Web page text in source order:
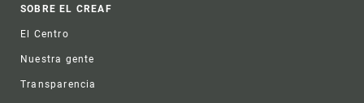
Footer
SOBRE EL CREAF
El Centro
Nuestra gente
Transparencia